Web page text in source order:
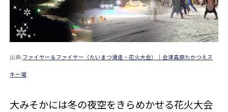
出典:ファイヤー＆ファイヤー（たいまつ滑走・花火大会）｜会津高原たかつえス
キー場
大みそかには冬の夜空をきらめかせる花火大会